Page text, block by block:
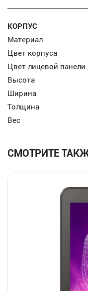
КОРПУС
Материал
Цвет корпуса
Цвет лицевой панели
Высота
Ширина
Толщина
Вес
СМОТРИТЕ